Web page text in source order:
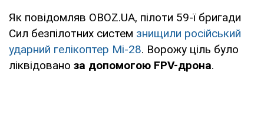
Як повідомляв OBOZ.UA, пілоти 59-ї бригади
Сил безпілотних систем знищили російський
ударний гелікоптер Мі-28. Ворожу ціль було
ліквідовано за допомогою FPV-дрона.